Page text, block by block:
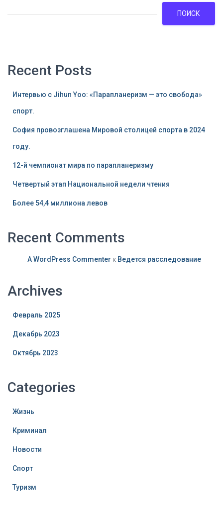
ПОИСК
Recent Posts
Интервью с Jihun Yoo: «Парапланеризм — это свобода»
спорт.
София провозглашена Мировой столицей спорта в 2024
году.
12-й чемпионат мира по парапланеризму
Четвертый этап Национальной недели чтения
Более 54,4 миллиона левов
Recent Comments
A WordPress Commenter к Ведется расследование
Archives
Февраль 2025
Декабрь 2023
Октябрь 2023
Categories
Жизнь
Криминал
Новости
Спорт
Туризм